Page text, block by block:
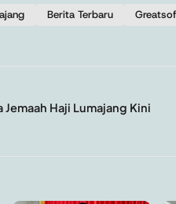
Berita Terbaru
Haji Lumajang Kini